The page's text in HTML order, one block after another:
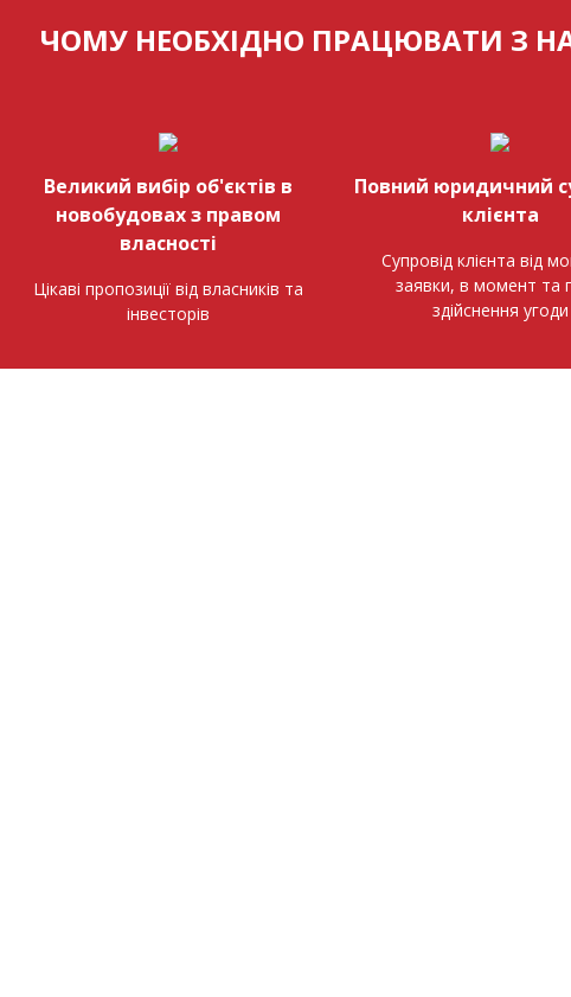
ЧОМУ НЕОБХІДНО ПРАЦЮВАТИ З
Великий вибір об'єктів в
новобудовах з правом
власності
Цікаві пропозиції від власників та
інвесторів
Повний юридичний
клієнта
Супровід клієнта від
заявки, в момент та
здійснення угоди